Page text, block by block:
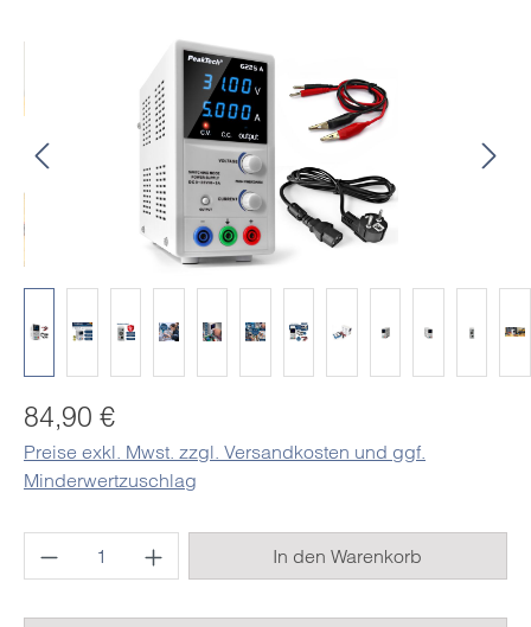
Regulärer Preis:
84,90 €
Preise exkl. Mwst. zzgl. Versandkosten und ggf.
Minderwertzuschlag
Produkt Anzahl: Gib den gewünschten
In den Warenkorb